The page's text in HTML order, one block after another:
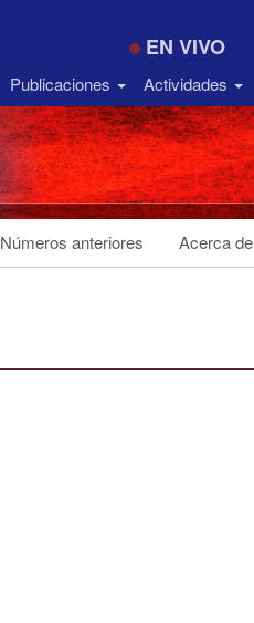
EN VIVO
Publicaciones Actividades
Números anteriores Acerca de